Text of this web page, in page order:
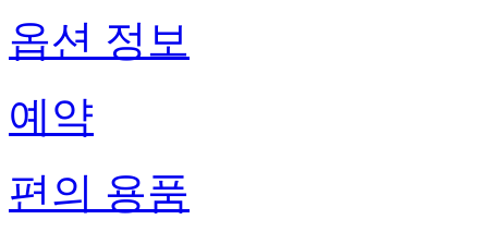
옵션 정보
예약
편의 용품